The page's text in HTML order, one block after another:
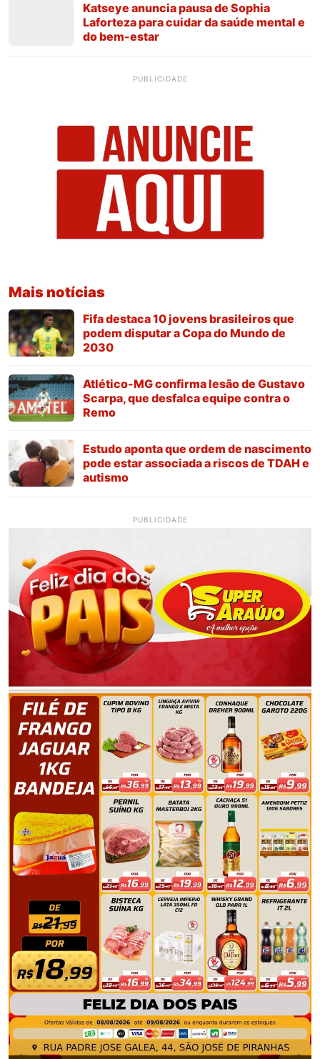
Katseye anuncia pausa de Sophia
Laforteza para cuidar da saúde mental e
do bem-estar
PUBLICIDADE
Mais notícias
Fifa destaca 10 jovens brasileiros que
podem disputar a Copa do Mundo de
2030
Atlético-MG confirma lesão de Gustavo
Scarpa, que desfalca equipe contra o
Remo
Estudo aponta que ordem de nascimento
pode estar associada a riscos de TDAH e
autismo
PUBLICIDADE